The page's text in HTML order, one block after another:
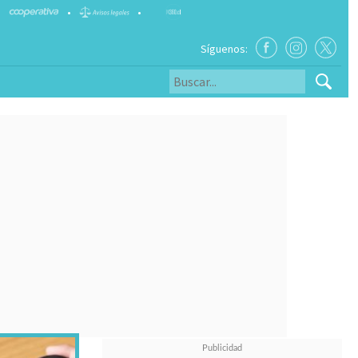
• •
Síguenos: